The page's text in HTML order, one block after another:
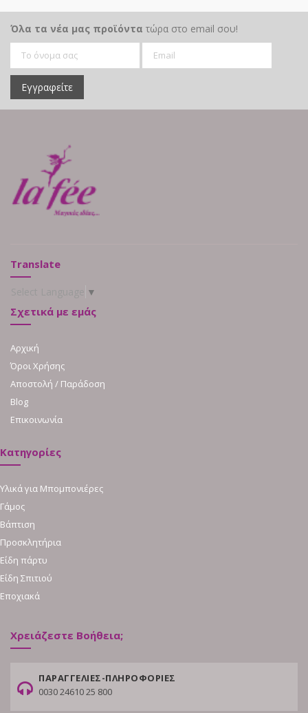
Όλα τα νέα μας προϊόντα τώρα στο email σου!
Εγγραφείτε
Translate
▼
Σχετικά με εμάς
Αρχική
Όροι Χρήσης
Αποστολή / Παράδοση
Blog
Επικοινωνία
Κατηγορίες
Υλικά για Μπομπονιέρες
Γάμος
Βάπτιση
Προσκλητήρια
Είδη πάρτυ
Είδη Σπιτιού
Εποχιακά
Χρειάζεστε Βοήθεια;
ΠΑΡΑΓΓΕΛΙΕΣ-ΠΛΗΡΟΦΟΡΙΕΣ
0030 24610 25 800